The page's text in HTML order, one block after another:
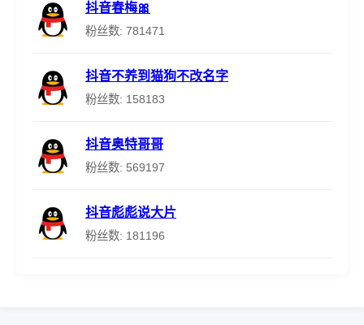
抖音春梅🎀
粉丝数: 781471
抖音不养到猫狗不改名字
粉丝数: 158183
抖音奥特哥哥
粉丝数: 569197
抖音彪彪说大片
粉丝数: 181196